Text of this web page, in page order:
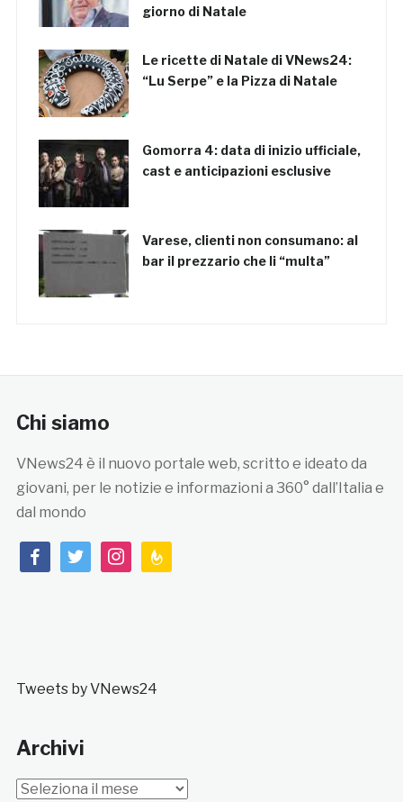
giorno di Natale
Le ricette di Natale di VNews24:
“Lu Serpe” e la Pizza di Natale
Gomorra 4: data di inizio ufficiale,
cast e anticipazioni esclusive
Varese, clienti non consumano: al
bar il prezzario che li “multa”
Chi siamo
VNews24 è il nuovo portale web, scritto e ideato da
giovani, per le notizie e informazioni a 360° dall’Italia e
dal mondo
facebooktwitterinstagramfeedburner
Tweets by VNews24
Archivi
Archivi